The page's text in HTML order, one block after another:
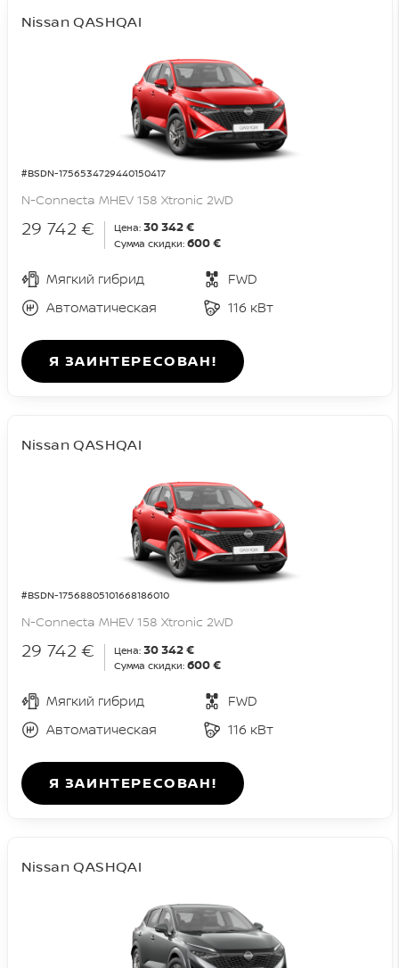
#BSDN-1756534729440150417
Nissan QASHQAI
N-Connecta MHEV 158 Xtronic 2WD
29 742 € Цена: 30 342 €
Сумма скидки: 600 €
Мягкий гибрид
FWD
Автоматическая
116 кВт
Я ЗАИНТЕРЕСОВАН!
#BSDN-17568805101668186010
Nissan QASHQAI
N-Connecta MHEV 158 Xtronic 2WD
29 742 € Цена: 30 342 €
Сумма скидки: 600 €
Мягкий гибрид
FWD
Автоматическая
116 кВт
Я ЗАИНТЕРЕСОВАН!
Nissan QASHQAI